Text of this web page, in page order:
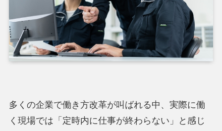
多くの企業で働き方改革が叫ばれる中、実際に働
く現場では「定時内に仕事が終わらない」と感じ